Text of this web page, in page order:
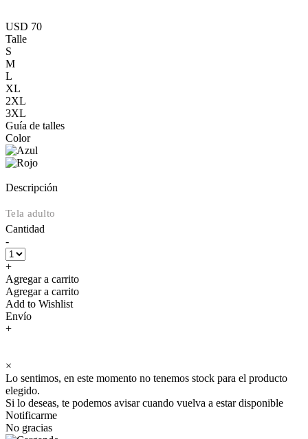
USD 70
Talle
S
M
L
XL
2XL
3XL
Guía de talles
Color
Descripción
Tela adulto
Cantidad
-
+
Agregar a carrito
Agregar a carrito
Add to Wishlist
Envío
+
×
Lo sentimos, en este momento no tenemos stock para el producto
elegido.
Si lo deseas, te podemos avisar cuando vuelva a estar disponible
Notificarme
No gracias